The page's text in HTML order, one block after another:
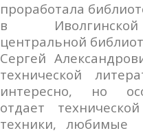
проработала
в Иволгинской
центральной
Сергей
технической
интересно, но
отдает
техники, любимые